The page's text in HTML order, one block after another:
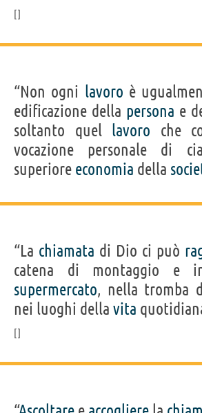
“Non ogni lavoro è
edificazione della persona e
soltanto quel lavoro che
vocazione personale di
superiore economia della
“La chiamata di Dio ci può
catena di montaggio e
supermercato, nella tromba
nei luoghi della vita